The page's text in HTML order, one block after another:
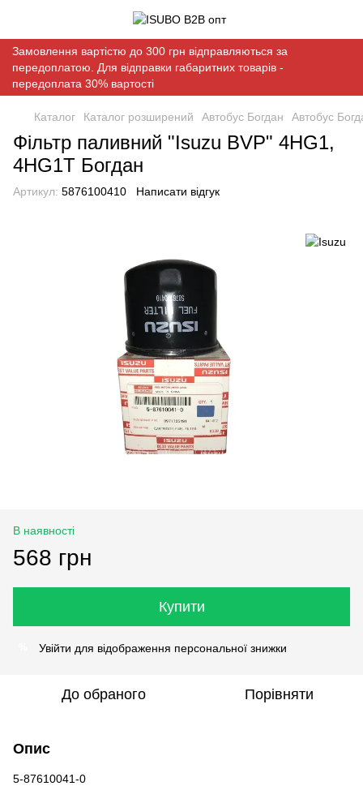
Замовлення вартістю до 300 грн відправляються за
передоплатою. Для відправки габаритних товарів -
передоплата 30% вартості
Каталог Каталог розширений Автобус Богдан Автобус
Фільтр паливний "Isuzu BVP" 4HG1,
4HG1T Богдан
Артикул: 5876100410 Написати відгук
В наявності
568 грн
Купити
Увійти для відображення персональної знижки
До обраного Порівняти
Опис
5-87610041-0